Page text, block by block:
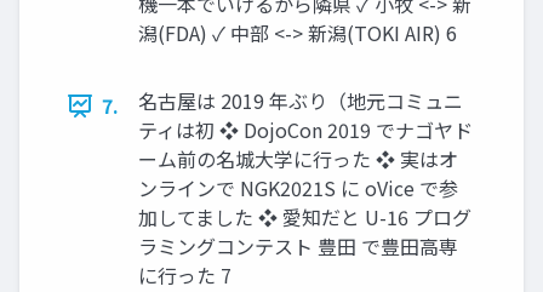
潟(FDA) ✓ 中部 <-> 新潟(TOKI AIR) 6
7.
名古屋は 2019 年ぶり（地元コミュニ
ティは初 ❖ DojoCon 2019 でナゴヤド
ーム前の名城大学に行った ❖ 実はオ
ンラインで NGK2021S に oVice で参
加してました ❖ 愛知だと U-16 プログ
ラミングコンテスト 豊田 で豊田高専
に行った 7